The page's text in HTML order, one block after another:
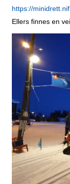
https://
Ellers finnes en